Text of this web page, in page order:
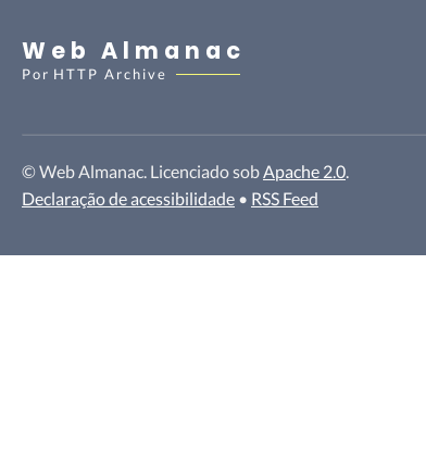
Web Almanac
Por HTTP Archive
© Web Almanac. Licenciado sobApache 2.0.
Declaração de acessibilidade • RSS Feed